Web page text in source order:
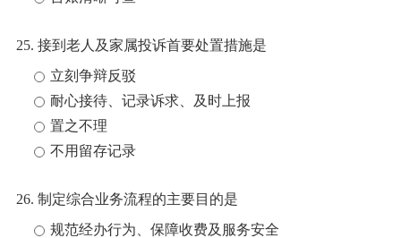
25. 接到老人及家属投诉首要处置措施是
立刻争辩反驳
耐心接待、记录诉求、及时上报
置之不理
不用留存记录
26. 制定综合业务流程的主要目的是
规范经办行为、保障收费及服务安全